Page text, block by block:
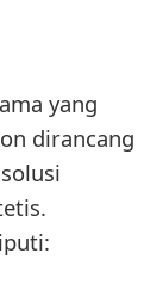
yang
dirancang